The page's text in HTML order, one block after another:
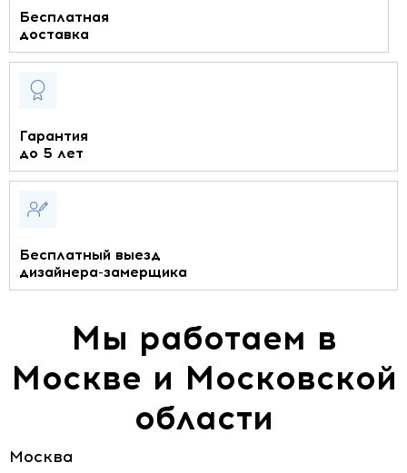
Бесплатная
доставка
Гарантия
до 5 лет
Бесплатный выезд
дизайнера-замерщика
Мы работаем в
Москве и Московской
области
Москва